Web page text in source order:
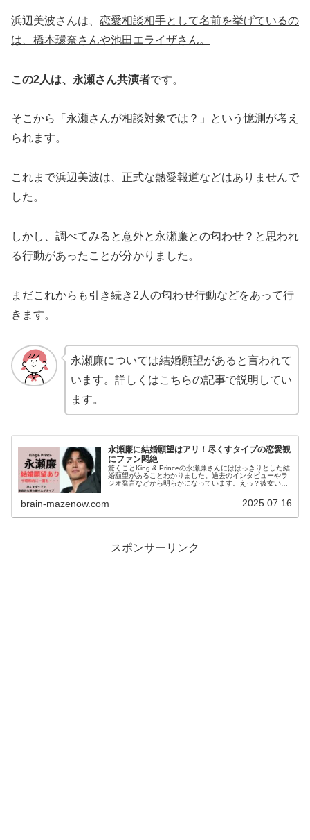
浜辺美波さんは、 恋愛相談相手として名前を挙げているの
は、橋本環奈さんや池田エライザさん。
この2人は、 永瀬さん共演者です。
そこから「永瀬さんが相談対象では？」という憶測が考え
られます。
これまで浜辺美波は、正式な熱愛報道などはありませんで
した。
しかし、調べてみると意外と永瀬廉との匂わせ？と思われ
る行動があったことが分かりました。
まだこれからも引き続き2人の匂わせ行動などをあって行
きます。
永瀬廉については結婚願望があると言われて
います。詳しくはこちらの記事で説明してい
ます。
永瀬廉に結婚願望はアリ！尽くすタイプの恋愛観
にファン悶絶
驚くことKing & Princeの永瀬廉さんにははっきりとした結
婚願望があることわかりました。過去のインタビューやラ
ジオ発言などから明らかになっています。えっ？彼女いる
brain-mazenow.com 2025.07.16
スポンサーリンク